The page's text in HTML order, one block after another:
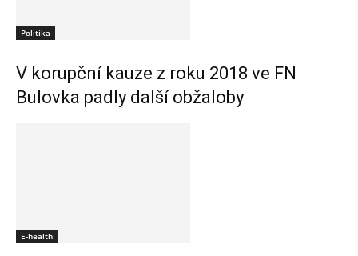
Politika
V korupční kauze z roku 2018 ve FN
Bulovka padly další obžaloby
E-health